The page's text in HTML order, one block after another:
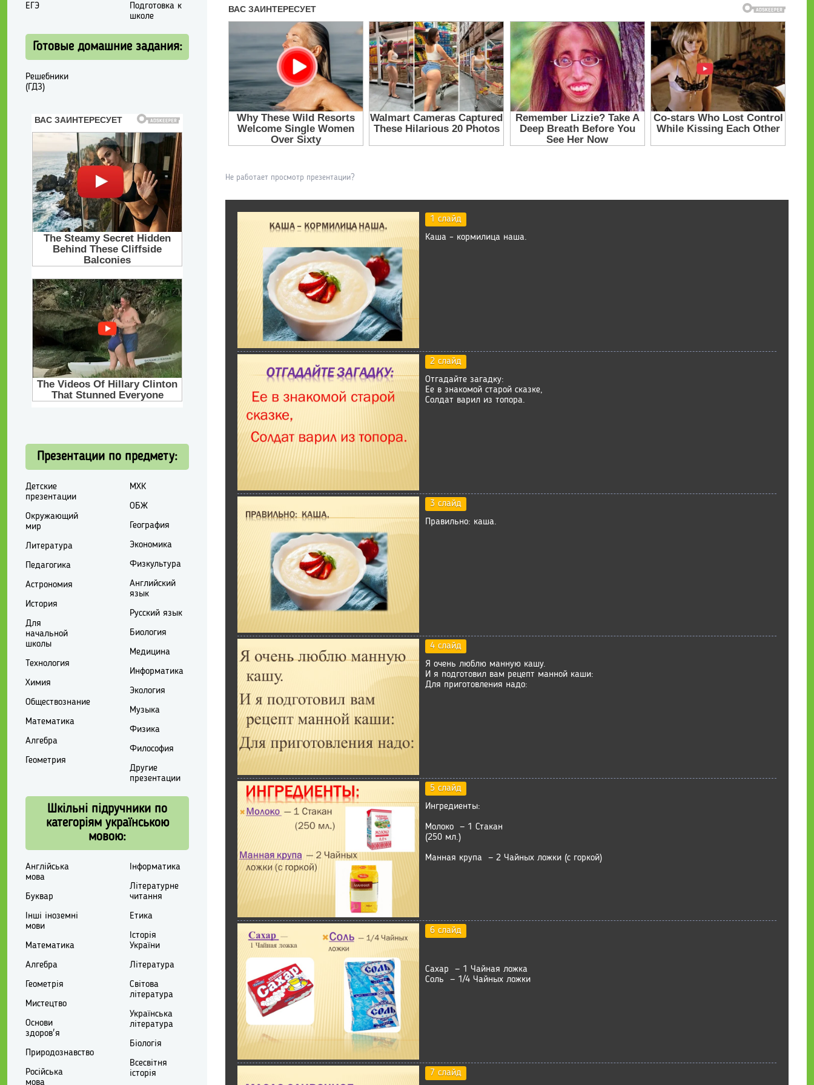
Не работает просмотр презентации?
1 слайд
Каша – кормилица наша.
2 слайд
Отгадайте загадку:
Ее в знакомой старой сказке,
Солдат варил из топора.
3 слайд
Правильно: каша.
4 слайд
Я очень люблю манную кашу.
И я подготовил вам рецепт манной каши:
Для приготовления надо:
5 слайд
Ингредиенты:
Молоко — 1 Стакан
(250 мл.)
Манная крупа — 2 Чайных ложки (с горкой)
6 слайд
Сахар — 1 Чайная ложка
Соль — 1/4 Чайных ложки
7 слайд
ЕГЭ
Подготовка к
школе
Готовые домашние задания:
Решебники
(ГДЗ)
Презентации по предмету:
Детские
презентации
Окружающий
мир
Литература
Педагогика
Астрономия
История
Для
начальной
школы
Технология
Химия
Обществознание
Математика
Алгебра
Геометрия
МХК
ОБЖ
География
Экономика
Физкультура
Английский
язык
Русский язык
Биология
Медицина
Информатика
Экология
Музыка
Физика
Философия
Другие
презентации
Шкільні підручники по
категоріям українською
мовою:
Англійська
мова
Буквар
Інші іноземні
мови
Математика
Алгебра
Геометрія
Мистецтво
Основи
здоров'я
Природознавство
Російська
мова
Інформатика
Літературне
читання
Етика
Історія
України
Література
Світова
література
Українська
література
Біологія
Всесвітня
історія